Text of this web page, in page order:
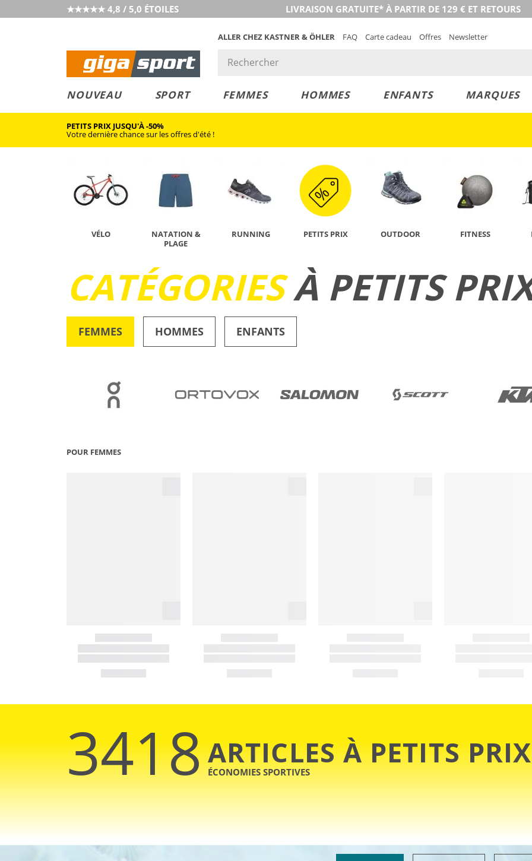
★★★★★ 4,8 / 5,0 ÉTOILES LIVRAISON GRATUITE* À PARTIR DE 129 € ET RETOURS
ALLER CHEZ KASTNER & ÖHLER FAQ Carte cadeau Offres Newsletter
NOUVEAU SPORT FEMMES HOMMES ENFANTS MARQUES
PETITS PRIX JUSQU'À -50%
Votre dernière chance sur les offres d'été !
VÉLO
NATATION &
PLAGE
RUNNING PETITS PRIX OUTDOOR FITNESS
CATÉGORIESÀ PETITS
FEMMES HOMMES ENFANTS
POUR FEMMES
3418ARTICLES À PETITS PRIX
ÉCONOMIES SPORTIVES